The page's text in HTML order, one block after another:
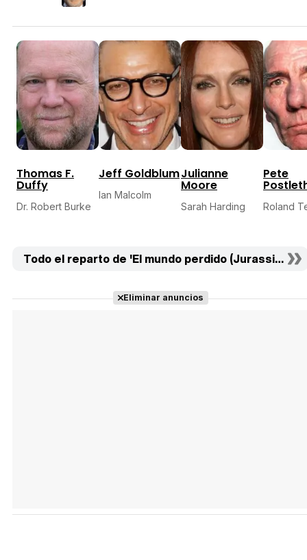
Thomas F.
Duffy
Dr. Robert Burke
Jeff Goldblum
Ian Malcolm
Julianne
Moore
Sarah Harding
Pete
Roland
Todo el reparto de 'El mundo perdido (Jurassic
Eliminar anuncios